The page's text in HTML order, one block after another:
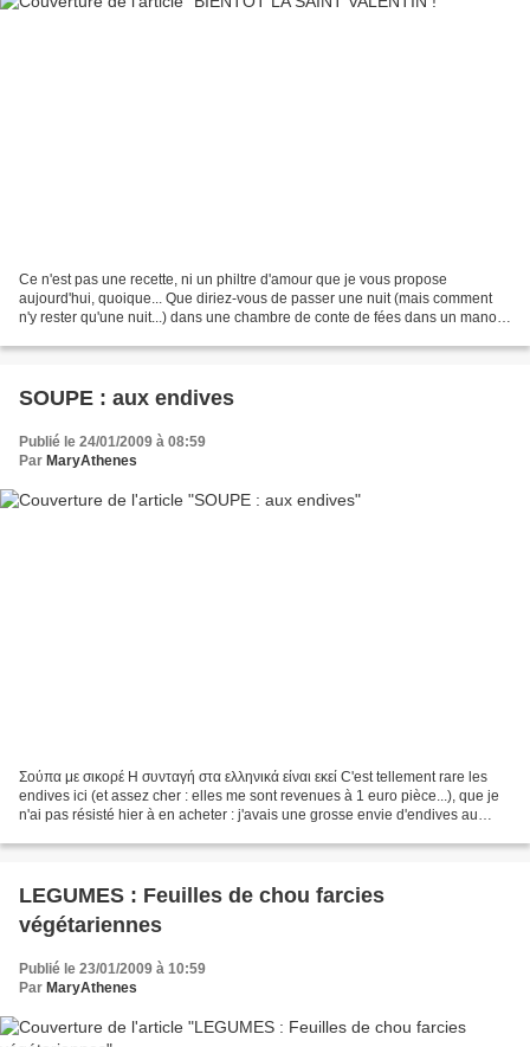
Ce n'est pas une recette, ni un philtre d'amour que je vous propose
aujourd'hui, quoique... Que diriez-vous de passer une nuit (mais comment
n'y rester qu'une nuit...) dans une chambre de conte de fées dans un manoir
SOUPE : aux endives
Publié le 24/01/2009 à 08:59
Par MaryAthenes
Σούπα με σικορέ Η συνταγή στα ελληνικά είναι εκεί C'est tellement rare les
endives ici (et assez cher : elles me sont revenues à 1 euro pièce...), que je
n'ai pas résisté hier à en acheter : j'avais une grosse envie d'endives au
LEGUMES : Feuilles de chou farcies
végétariennes
Publié le 23/01/2009 à 10:59
Par MaryAthenes